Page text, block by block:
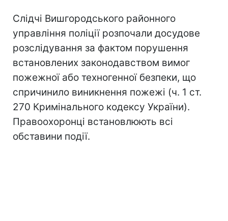
Слідчі Вишгородського районного
управління поліції розпочали досудове
розслідування за фактом порушення
встановлених законодавством вимог
пожежної або техногенної безпеки, що
спричинило виникнення пожежі (ч. 1 ст.
270 Кримінального кодексу України).
Правоохоронці встановлюють всі
обставини події.